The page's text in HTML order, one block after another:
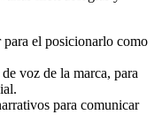
el posicionarlo como
voz de la marca, para
para comunicar